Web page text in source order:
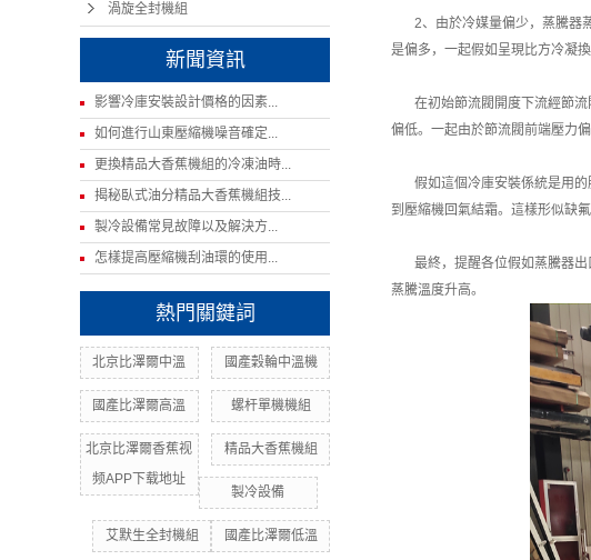
渦旋全封機組
新聞資訊
影響冷庫安裝設計價格的因素...
如何進行山東壓縮機噪音確定...
更換精品大香蕉機組的冷凍油時...
揭秘臥式油分精品大香蕉機組技...
製冷設備常見故障以及解決方...
怎樣提高壓縮機刮油環的使用...
熱門關鍵詞
北京比澤爾中溫 國產穀輪中溫機
國產比澤爾高溫 螺杆單機機組
北京比澤爾香蕉视
频APP下载地址
精品大香蕉機組
製冷設備
艾默生全封機組 國產比澤爾低溫
2、由於冷媒量偏少，蒸騰器蒸
是偏多，一起假如呈現比方冷凝
在初始節流閥開度下流經節流
偏低。一起由於節流閥前端壓力
假如這個冷庫安裝係統是用的
到壓縮機回氣結霜。這樣形似缺
最終，提醒各位假如蒸騰器出
蒸騰溫度升高。